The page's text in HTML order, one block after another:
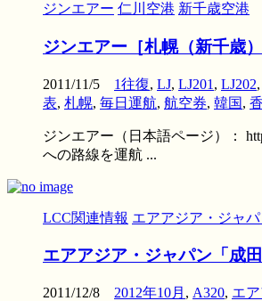
ジンエアー 仁川空港 新千歳空港
ジンエアー［札幌（新千歳
2011/11/5 1往復, LJ, LJ201 , LJ202,
表, 札幌, 毎日運航, 航空券, 韓国,
ジンエアー（日本語ページ）：
への路線を運航 ...
LCC関連情報 エアアジア・ジャパ
エアアジア・ジャパン「成
2011/12/8 2012年10月 , A320, エ